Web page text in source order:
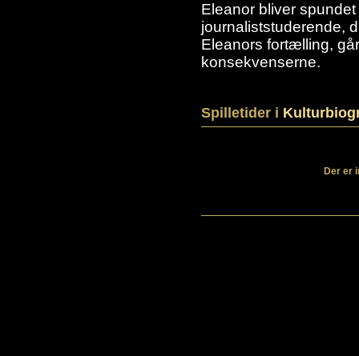
Eleanor bliver
journaliststuderende,
Eleanors fortælling,
konsekvenserne.
Spilletider i
Der er